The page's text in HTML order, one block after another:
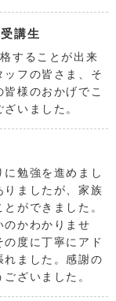
講生
することが出来
フの皆さま、そ
様のおかげでこ
いました。
勉強を進めまし
ましたが、家族
ができました。
かわかりませ
度に丁寧にアド
ました。感謝の
ざいました。